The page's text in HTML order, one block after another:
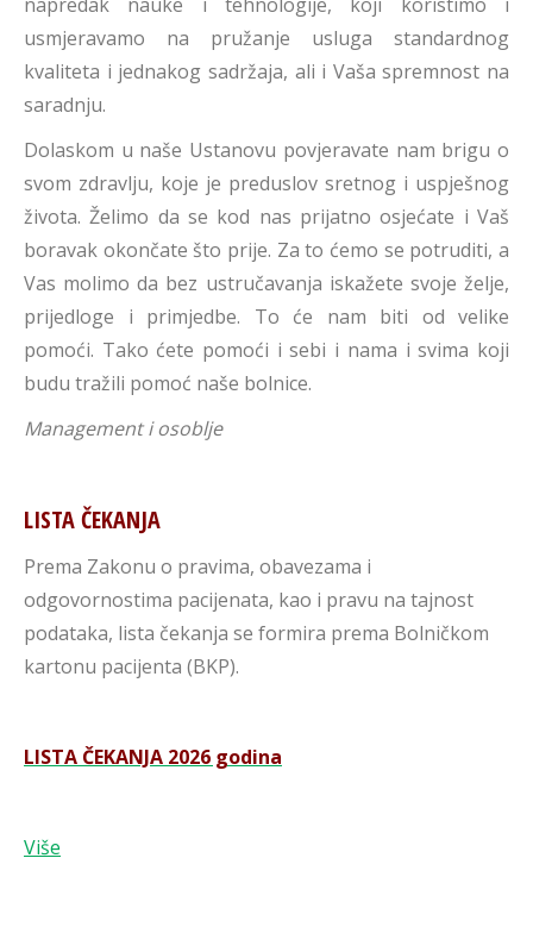
usmjeravamo na pružanje usluga standardnog
kvaliteta i jednakog sadržaja, ali i Vaša spremnost na
saradnju.
Dolaskom u naše Ustanovu povjeravate nam brigu o
svom zdravlju, koje je preduslov sretnog i uspješnog
života. Želimo da se kod nas prijatno osjećate i Vaš
boravak okončate što prije. Za to ćemo se potruditi, a
Vas molimo da bez ustručavanja iskažete svoje želje,
prijedloge i primjedbe. To će nam biti od velike
pomoći. Tako ćete pomoći i sebi i nama i svima koji
budu tražili pomoć naše bolnice.
Management i osoblje
LISTA ČEKANJA
Prema Zakonu o pravima, obavezama i
odgovornostima pacijenata, kao i pravu na tajnost
podataka, lista čekanja se formira prema Bolničkom
kartonu pacijenta (BKP).
LISTA ČEKANJA 2026 godina
Više